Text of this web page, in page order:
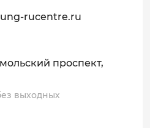
rucentre.ru
проспект,
выходных